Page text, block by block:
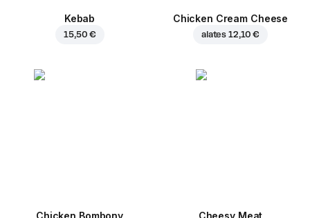
Kebab
15,50 €
Chicken Cream Cheese
alates 12,10 €